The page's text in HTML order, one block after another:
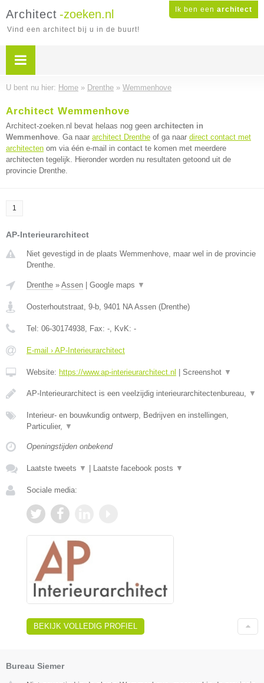
Ik ben een architect
Architect -zoeken.nl
Vind een architect bij u in de buurt!
U bent nu hier: Home » Drenthe » Wemmenhove
Architect Wemmenhove
Architect-zoeken.nl bevat helaas nog geen architecten in
Wemmenhove. Ga naar architect Drenthe of ga naar direct contact met
architecten om via één e-mail in contact te komen met meerdere
architecten tegelijk. Hieronder worden nu resultaten getoond uit de
provincie Drenthe.
1
AP-Interieurarchitect
Niet gevestigd in de plaats Wemmenhove, maar wel in de provincie
Drenthe.
Drenthe » Assen Google maps ▼
Oosterhoutstraat, 9-b, 9401 NA Assen (Drenthe)
Tel: 06-30174938, Fax: -, KvK: -
E-mail › AP-Interieurarchitect
Website: https://www.ap-interieurarchitect.nl Screenshot ▼
AP-Interieurarchitect is een veelzijdig interieurarchitectenbureau, ▼
Interieur- en bouwkundig ontwerp, Bedrijven en instellingen,
Particulier, ▼
Openingstijden onbekend
Laatste tweets ▼ Laatste facebook posts ▼
Sociale media:
BEKIJK VOLLEDIG PROFIEL
Bureau Siemer